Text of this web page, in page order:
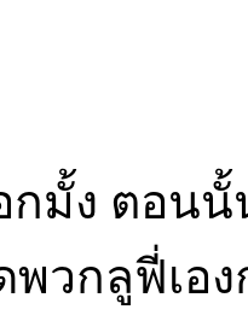
กมั้ง ตอน
วกลูฟี่เอง